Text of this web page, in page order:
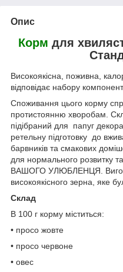
Опис
Корм для
Високоякісна, поживна,
відповідає набору
Споживання цього корму
протистоянню хворобам.
підібраний для папуг
ретельну підготовку до
барвників та смакових
для нормального розвитку
ВАШОГО УЛЮБЛЕНЦЯ.
високоякісного зерна, яке
Cклад
В 100 г корму міститься:
• просо жовте
• просо червоне
• овес